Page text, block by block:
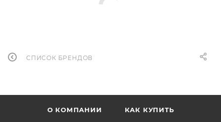
СПИСОК БРЕНДОВ
О КОМПАНИИ КАК КУПИТЬ